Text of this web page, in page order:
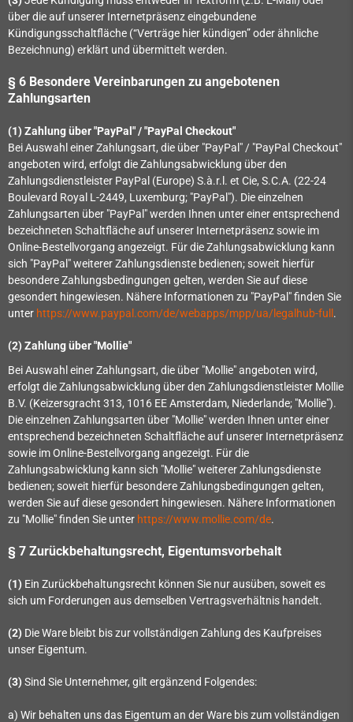
über die auf unserer Internetpräsenz eingebundene
Kündigungsschaltfläche (“Verträge hier kündigen” oder ähnliche
Bezeichnung) erklärt und übermittelt werden.
§ 6 Besondere Vereinbarungen zu angebotenen
Zahlungsarten
(1) Zahlung über "PayPal" / "PayPal Checkout"
Bei Auswahl einer Zahlungsart, die über "PayPal" / "PayPal Checkout"
angeboten wird, erfolgt die Zahlungsabwicklung über den
Zahlungsdienstleister PayPal (Europe) S.à.r.l. et Cie, S.C.A. (22-24
Boulevard Royal L-2449, Luxemburg; "PayPal"). Die einzelnen
Zahlungsarten über "PayPal" werden Ihnen unter einer entsprechend
bezeichneten Schaltfläche auf unserer Internetpräsenz sowie im
Online-Bestellvorgang angezeigt. Für die Zahlungsabwicklung kann
sich "PayPal" weiterer Zahlungsdienste bedienen; soweit hierfür
besondere Zahlungsbedingungen gelten, werden Sie auf diese
gesondert hingewiesen. Nähere Informationen zu "PayPal" finden Sie
unter https://www.paypal.com/de/webapps/mpp/ua/legalhub-full .
(2) Zahlung über "Mollie"
Bei Auswahl einer Zahlungsart, die über "Mollie" angeboten wird,
erfolgt die Zahlungsabwicklung über den Zahlungsdienstleister Mollie
B.V. (Keizersgracht 313, 1016 EE Amsterdam, Niederlande; "Mollie").
Die einzelnen Zahlungsarten über "Mollie" werden Ihnen unter einer
entsprechend bezeichneten Schaltfläche auf unserer Internetpräsenz
sowie im Online-Bestellvorgang angezeigt. Für die
Zahlungsabwicklung kann sich "Mollie" weiterer Zahlungsdienste
bedienen; soweit hierfür besondere Zahlungsbedingungen gelten,
werden Sie auf diese gesondert hingewiesen. Nähere Informationen
zu "Mollie" finden Sie unter https://www.mollie.com/de.
§ 7 Zurückbehaltungsrecht, Eigentumsvorbehalt
(1) Ein Zurückbehaltungsrecht können Sie nur ausüben, soweit es
sich um Forderungen aus demselben Vertragsverhältnis handelt.
(2) Die Ware bleibt bis zur vollständigen Zahlung des Kaufpreises
unser Eigentum.
(3) Sind Sie Unternehmer, gilt ergänzend Folgendes:
a) Wir behalten uns das Eigentum an der Ware bis zum vollständigen